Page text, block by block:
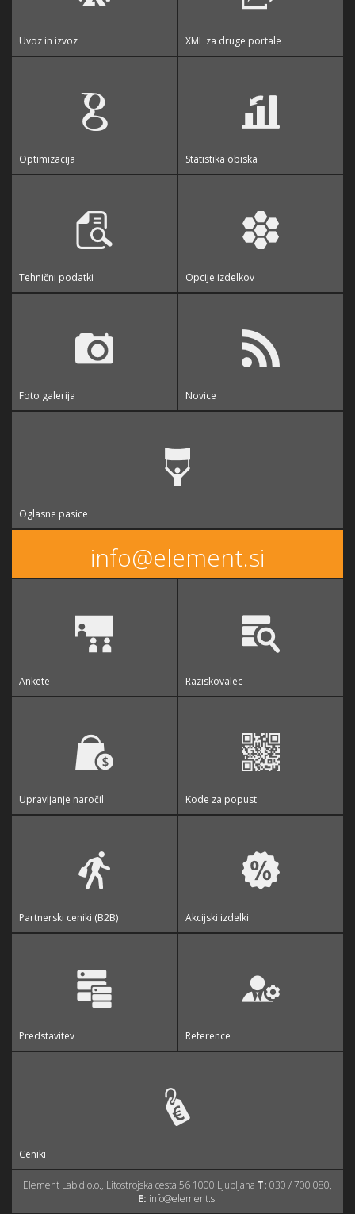
Uvoz in izvoz XML za druge portale
Optimizacija Statistika obiska
Tehnični podatki Opcije izdelkov
Foto galerija Novice
Oglasne pasice
info@element.si
Ankete Raziskovalec
Upravljanje naročil Kode za popust
Partnerski ceniki (B2B) Akcijski izdelki
Predstavitev Reference
Ceniki
Element Lab d.o.o., Litostrojska cesta 56 1000 Ljubljana T: 030 / 700 080,
E: info@element.si